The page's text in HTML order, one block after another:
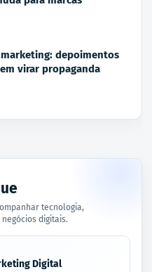
depoimentos
virar propaganda
tecnologia,
digitais.
Digital